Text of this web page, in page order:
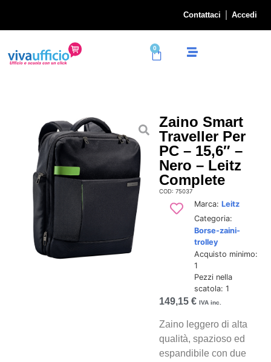
Contattaci Accedi
0
Zaino Smart
Traveller Per
PC – 15,6″ –
Nero – Leitz
Complete
COD: 75037
Marca: Leitz
Categoria:
Borse-zaini-
trolley
Acquisto minimo:
1
Pezzi nella
scatola: 1
149,15€ IVA inc.
Zaino leggero di alta
qualità, spazioso ed
espandibile con due